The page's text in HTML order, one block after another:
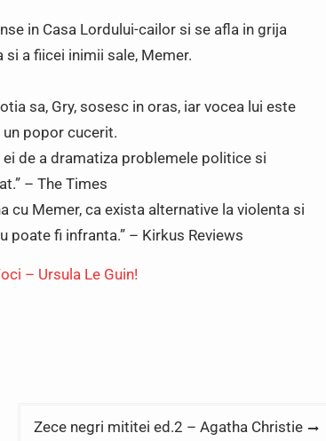
in Casa Lordului-cailor si se afla in grija
a fiicei inimii sale, Memer.
sa, Gry, sosesc in oras, iar vocea lui este
popor cucerit.
de a dramatiza problemele politice si
– The Times
cu Memer, ca exista alternative la violenta si
poate fi infranta.” – Kirkus Reviews
– Ursula Le Guin!
Zece negri mititei ed.2 – Agatha Christie